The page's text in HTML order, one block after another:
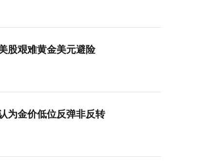
股艰难黄金美元避险
为金价低位反弹非反转